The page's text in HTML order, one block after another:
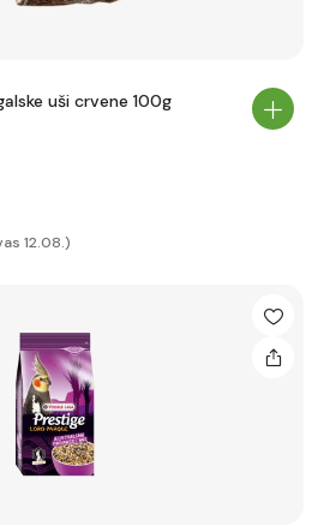
uši crvene 100g
12.08.)